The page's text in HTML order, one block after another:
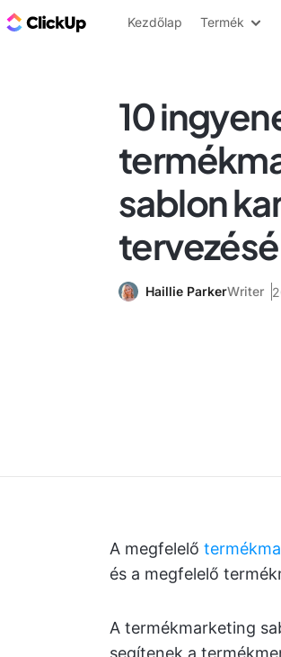
ClickUp blog
Kezdőlap Termék
10
sablon
Haillie ParkerWriter
A megfelelő
és a megfelelő
A termékmarketing
segítenek a